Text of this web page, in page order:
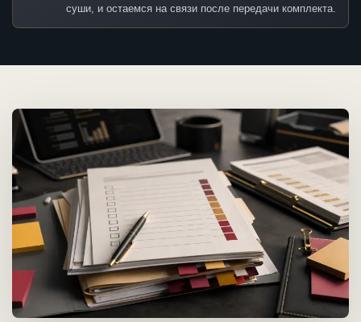
суши, и остаемся на связи после передачи комплекта.